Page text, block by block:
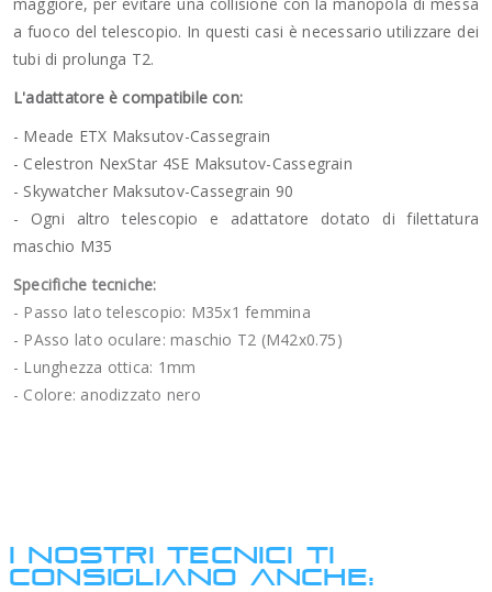
a fuoco del telescopio. In questi casi è necessario utilizzare dei
tubi di prolunga T2.
L'adattatore è compatibile con:
- Meade ETX Maksutov-Cassegrain
- Celestron NexStar 4SE Maksutov-Cassegrain
- Skywatcher Maksutov-Cassegrain 90
- Ogni altro telescopio e adattatore dotato di filettatura
maschio M35
Specifiche tecniche:
- Passo lato telescopio: M35x1 femmina
- PAsso lato oculare: maschio T2 (M42x0.75)
- Lunghezza ottica: 1mm
- Colore: anodizzato nero
I NOSTRI TECNICI TI
CONSIGLIANO ANCHE: